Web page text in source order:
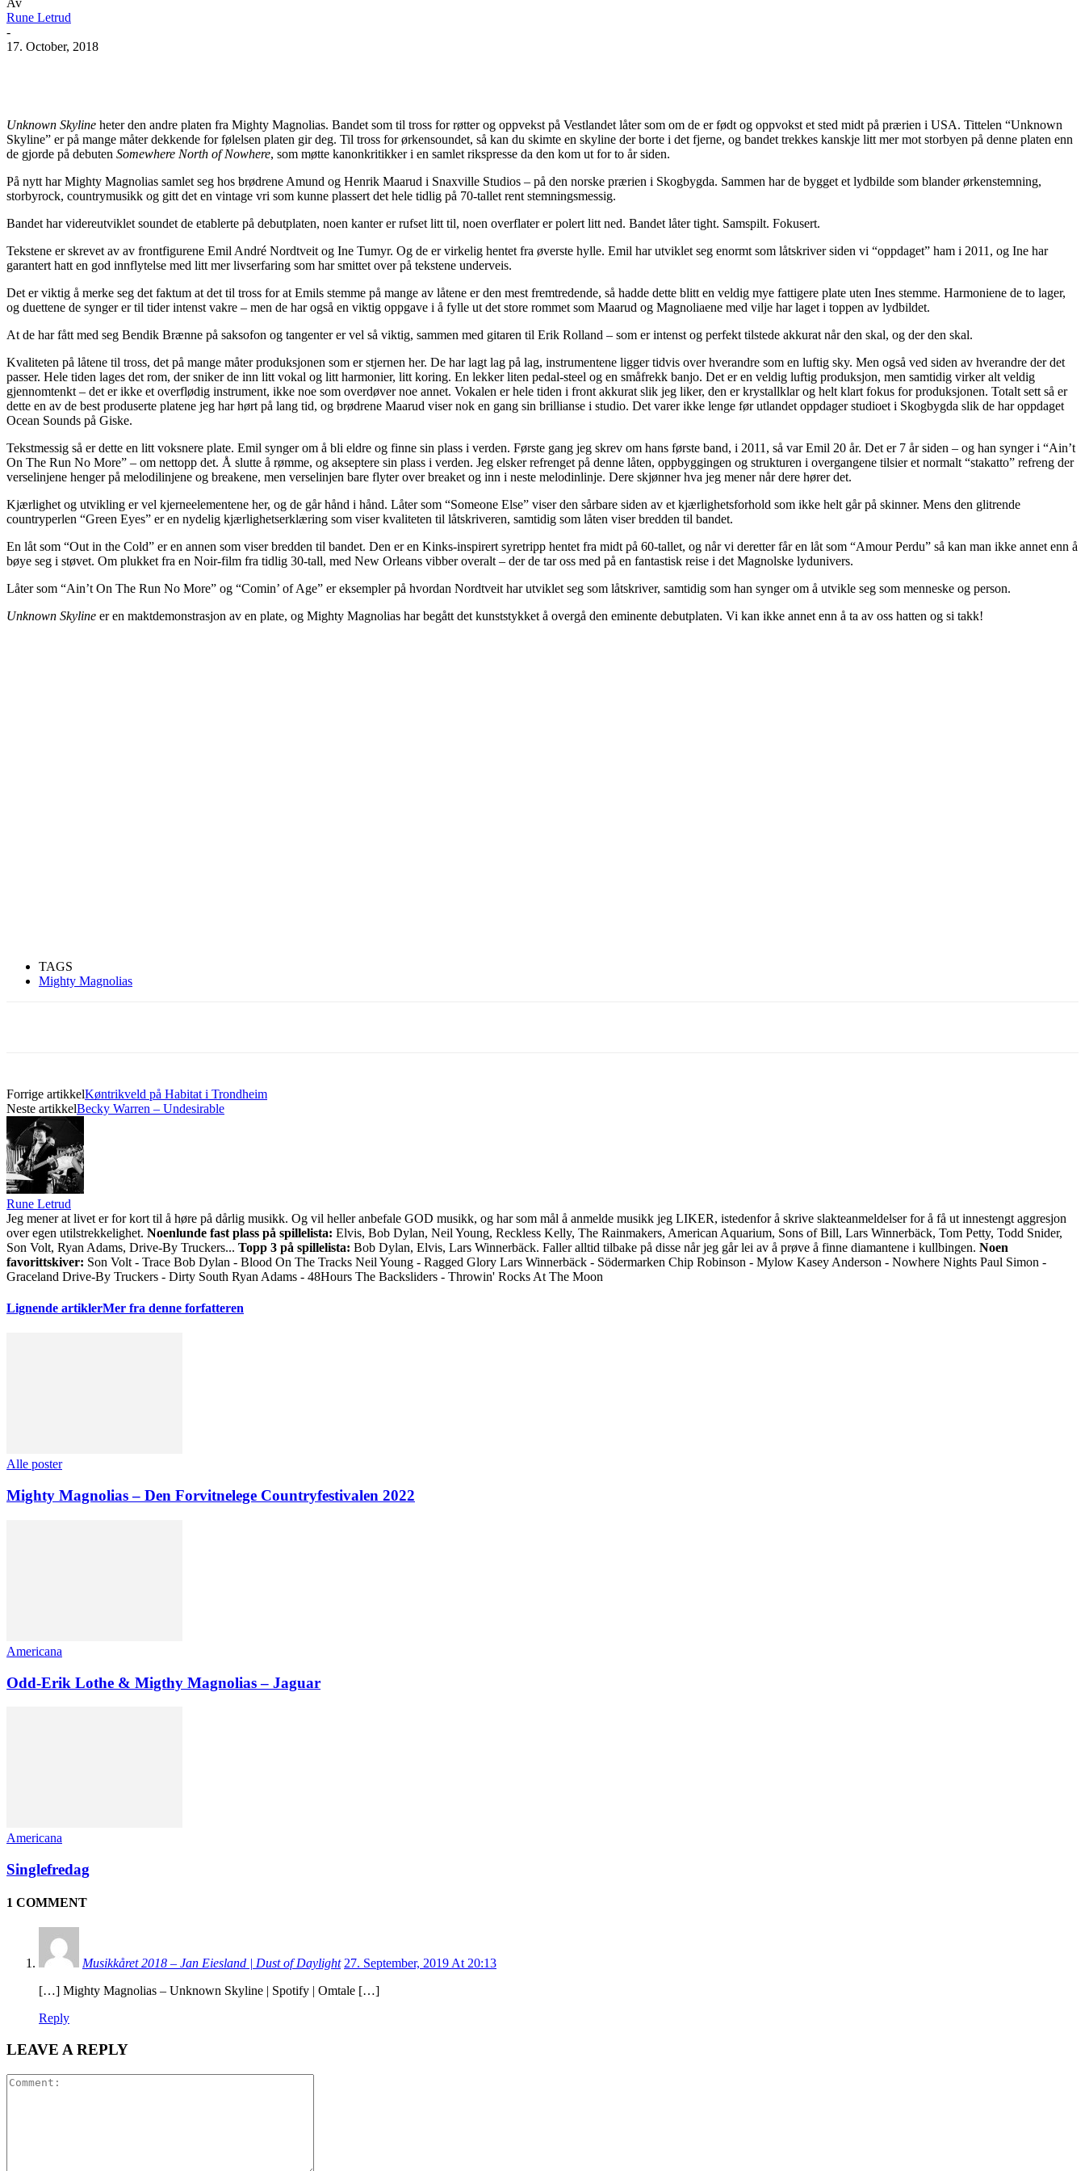
Rune Letrud
-
17. October, 2018
Unknown Skyline heter den andre platen fra Mighty Magnolias. Bandet som til tross for røtter og oppvekst på Vestlandet låter som om de er født og oppvokst et sted midt på prærien i USA. Tittelen “Unknown
Skyline” er på mange måter dekkende for følelsen platen gir deg. Til tross for ørkensoundet, så kan du skimte en skyline der borte i det fjerne, og bandet trekkes kanskje litt mer mot storbyen på denne platen enn
de gjorde på debuten Somewhere North of Nowhere, som møtte kanonkritikker i en samlet rikspresse da den kom ut for to år siden.
På nytt har Mighty Magnolias samlet seg hos brødrene Amund og Henrik Maarud i Snaxville Studios – på den norske prærien i Skogbygda. Sammen har de bygget et lydbilde som blander ørkenstemning,
storbyrock, countrymusikk og gitt det en vintage vri som kunne plassert det hele tidlig på 70-tallet rent stemningsmessig.
Bandet har videreutviklet soundet de etablerte på debutplaten, noen kanter er rufset litt til, noen overflater er polert litt ned. Bandet låter tight. Samspilt. Fokusert.
Tekstene er skrevet av av frontfigurene Emil André Nordtveit og Ine Tumyr. Og de er virkelig hentet fra øverste hylle. Emil har utviklet seg enormt som låtskriver siden vi “oppdaget” ham i 2011, og Ine har
garantert hatt en god innflytelse med litt mer livserfaring som har smittet over på tekstene underveis.
Det er viktig å merke seg det faktum at det til tross for at Emils stemme på mange av låtene er den mest fremtredende, så hadde dette blitt en veldig mye fattigere plate uten Ines stemme. Harmoniene de to lager,
og duettene de synger er til tider intenst vakre – men de har også en viktig oppgave i å fylle ut det store rommet som Maarud og Magnoliaene med vilje har laget i toppen av lydbildet.
At de har fått med seg Bendik Brænne på saksofon og tangenter er vel så viktig, sammen med gitaren til Erik Rolland – som er intenst og perfekt tilstede akkurat når den skal, og der den skal.
Kvaliteten på låtene til tross, det på mange måter produksjonen som er stjernen her. De har lagt lag på lag, instrumentene ligger tidvis over hverandre som en luftig sky. Men også ved siden av hverandre der det
passer. Hele tiden lages det rom, der sniker de inn litt vokal og litt harmonier, litt koring. En lekker liten pedal-steel og en småfrekk banjo. Det er en veldig luftig produksjon, men samtidig virker alt veldig
gjennomtenkt – det er ikke et overflødig instrument, ikke noe som overdøver noe annet. Vokalen er hele tiden i front akkurat slik jeg liker, den er krystallklar og helt klart fokus for produksjonen. Totalt sett så er
dette en av de best produserte platene jeg har hørt på lang tid, og brødrene Maarud viser nok en gang sin brillianse i studio. Det varer ikke lenge før utlandet oppdager studioet i Skogbygda slik de har oppdaget
Ocean Sounds på Giske.
Tekstmessig så er dette en litt voksnere plate. Emil synger om å bli eldre og finne sin plass i verden. Første gang jeg skrev om hans første band, i 2011, så var Emil 20 år. Det er 7 år siden – og han synger i “Ain’t
On The Run No More” – om nettopp det. Å slutte å rømme, og akseptere sin plass i verden. Jeg elsker refrenget på denne låten, oppbyggingen og strukturen i overgangene tilsier et normalt “stakatto” refreng der
verselinjene henger på melodilinjene og breakene, men verselinjen bare flyter over breaket og inn i neste melodinlinje. Dere skjønner hva jeg mener når dere hører det.
Kjærlighet og utvikling er vel kjerneelementene her, og de går hånd i hånd. Låter som “Someone Else” viser den sårbare siden av et kjærlighetsforhold som ikke helt går på skinner. Mens den glitrende
countryperlen “Green Eyes” er en nydelig kjærlighetserklæring som viser kvaliteten til låtskriveren, samtidig som låten viser bredden til bandet.
En låt som “Out in the Cold” er en annen som viser bredden til bandet. Den er en Kinks-inspirert syretripp hentet fra midt på 60-tallet, og når vi deretter får en låt som “Amour Perdu” så kan man ikke annet enn å
bøye seg i støvet. Om plukket fra en Noir-film fra tidlig 30-tall, med New Orleans vibber overalt – der de tar oss med på en fantastisk reise i det Magnolske lydunivers.
Låter som “Ain’t On The Run No More” og “Comin’ of Age” er eksempler på hvordan Nordtveit har utviklet seg som låtskriver, samtidig som han synger om å utvikle seg som menneske og person.
Unknown Skyline er en maktdemonstrasjon av en plate, og Mighty Magnolias har begått det kunststykket å overgå den eminente debutplaten. Vi kan ikke annet enn å ta av oss hatten og si takk!
TAGS
Mighty Magnolias
Forrige artikkelKøntrikveld på Habitat i Trondheim
Neste artikkelBecky Warren – Undesirable
Rune Letrud
Jeg mener at livet er for kort til å høre på dårlig musikk. Og vil heller anbefale GOD musikk, og har som mål å anmelde musikk jeg LIKER, istedenfor å skrive slakteanmeldelser for å få ut innestengt aggresjon
over egen utilstrekkelighet. Noenlunde fast plass på spillelista: Elvis, Bob Dylan, Neil Young, Reckless Kelly, The Rainmakers, American Aquarium, Sons of Bill, Lars Winnerbäck, Tom Petty, Todd Snider,
Son Volt, Ryan Adams, Drive-By Truckers... Topp 3 på spillelista: Bob Dylan, Elvis, Lars Winnerbäck. Faller alltid tilbake på disse når jeg går lei av å prøve å finne diamantene i kullbingen. Noen
favorittskiver: Son Volt - Trace Bob Dylan - Blood On The Tracks Neil Young - Ragged Glory Lars Winnerbäck - Södermarken Chip Robinson - Mylow Kasey Anderson - Nowhere Nights Paul Simon -
Graceland Drive-By Truckers - Dirty South Ryan Adams - 48Hours The Backsliders - Throwin' Rocks At The Moon
Lignende artiklerMer fra denne forfatteren
Alle poster
Mighty Magnolias – Den Forvitnelege Countryfestivalen 2022
Americana
Odd-Erik Lothe & Migthy Magnolias – Jaguar
Americana
Singlefredag
1 COMMENT
Musikkåret 2018 – Jan Eiesland | Dust of Daylight 27. September, 2019 At 20:13
[…] Mighty Magnolias – Unknown Skyline | Spotify | Omtale […]
Reply
LEAVE A REPLY